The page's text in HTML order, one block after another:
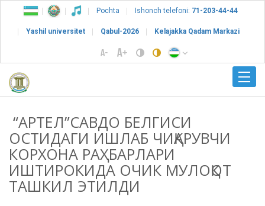
Pochta Ishonch telefoni: 71-203-44-44
Yashil universitet Qabul-2026 Kelajakka Qadam Markazi
“АРТЕЛ”САВДО БЕЛГИСИ
ОСТИДАГИ ИШЛАБ ЧИҚАРУВЧИ
КОРХОНА РАҲБАРЛАРИ
ИШТИРОКИДА ОЧИК МУЛОҚОТ
ТАШКИЛ ЭТИЛДИ